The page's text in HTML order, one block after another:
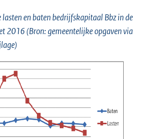
en baten bedrijfskapitaal Bbz in de
2016 (Bron: gemeentelijke opgaven via